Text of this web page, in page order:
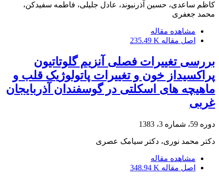
کاظم ساعدی، حسین آذرنیوند، عادل جلیلی، فاطمه سفیدکن،
محمد جعفری
مشاهده مقاله
اصل مقاله 235.49 K
بررسی تغییرات فصلی آنزیم گلوتاتیون
پراکسیداز خون و تغییرات پاتولوژیک قلب و
ماهیچه های اسکلتی در گوسفندان آذربایجان
غربی
دوره 59، شماره 3، 1383
دکتر محمد نوری، دکتر سیامک عصری
مشاهده مقاله
اصل مقاله 348.94 K